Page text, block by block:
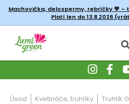
Machovička, delospermy, rebríčky💚 –
Platí len do 13.8.2026
Úvod Kvetináče, truhlíky Truhlík